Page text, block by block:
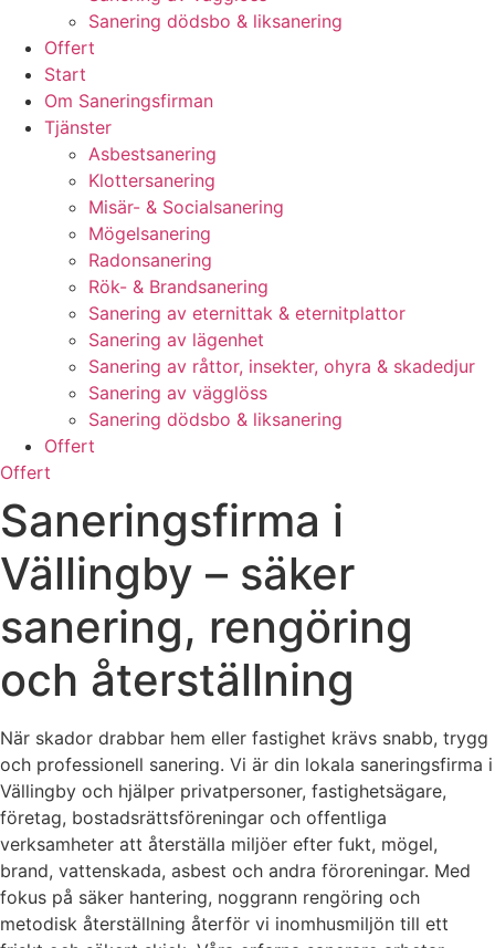
Sanering dödsbo & liksanering
Offert
Start
Om Saneringsfirman
Tjänster
Asbestsanering
Klottersanering
Misär- & Socialsanering
Mögelsanering
Radonsanering
Rök- & Brandsanering
Sanering av eternittak & eternitplattor
Sanering av lägenhet
Sanering av råttor, insekter, ohyra & skadedjur
Sanering av vägglöss
Sanering dödsbo & liksanering
Offert
Offert
Saneringsfirma i
Vällingby – säker
sanering, rengöring
och återställning
När skador drabbar hem eller fastighet krävs snabb, trygg
och professionell sanering. Vi är din lokala saneringsfirma i
Vällingby och hjälper privatpersoner, fastighetsägare,
företag, bostadsrättsföreningar och offentliga
verksamheter att återställa miljöer efter fukt, mögel,
brand, vattenskada, asbest och andra föroreningar. Med
fokus på säker hantering, noggrann rengöring och
metodisk återställning återför vi inomhusmiljön till ett